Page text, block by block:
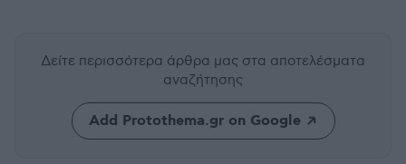
Δείτε περισσότερα άρθρα μας στα αποτελέσματα
αναζήτησης
Add Protothema.gr on Google